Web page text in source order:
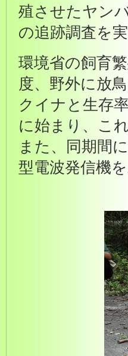
殖させたヤン
の追跡調査を
環境省の飼育
度、野外に放
クイナと生存
に始まり、こ
また、同期間
型電波発信機